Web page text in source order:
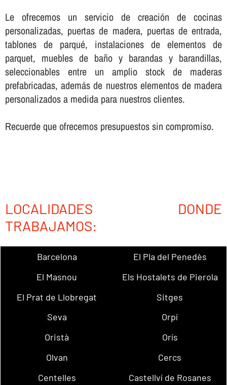
Le ofrecemos un servicio de creación de cocinas
personalizadas, puertas de madera, puertas de entrada,
tablones de parqué, instalaciones de elementos de
parquet, muebles de baño y barandas y barandillas,
seleccionables entre un amplio stock de maderas
prefabricadas, además de nuestros elementos de madera
personalizados a medida para nuestros clientes.
Recuerde que ofrecemos presupuestos sin compromiso.
LOCALIDADES DONDE
TRABAJAMOS:
Barcelona
El Pla del Penedès
El Masnou
Els Hostalets de Pierola
El Prat de Llobregat
Sitges
Seva
Orpí
Oristà
Orís
Olvan
Cercs
Centelles
Castellví de Rosanes